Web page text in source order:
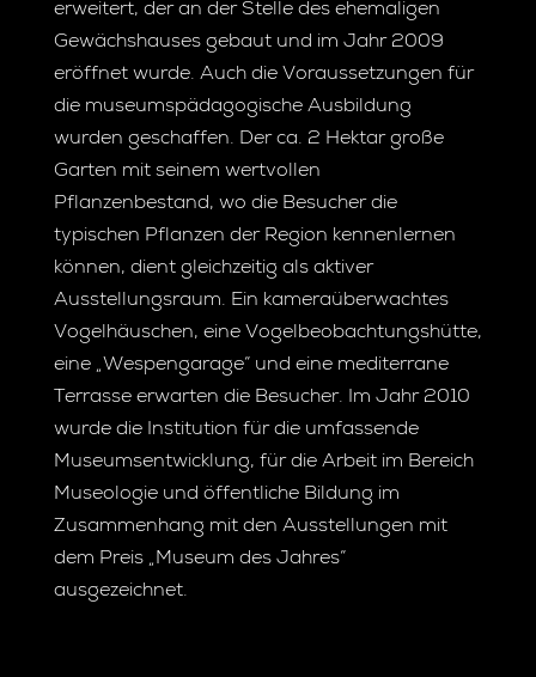
erweitert, der an der Stelle des ehemaligen
Gewächshauses gebaut und im Jahr 2009
eröffnet wurde. Auch die Voraussetzungen für
die museumspädagogische Ausbildung
wurden geschaffen. Der ca. 2 Hektar große
Garten mit seinem wertvollen
Pflanzenbestand, wo die Besucher die
typischen Pflanzen der Region kennenlernen
können, dient gleichzeitig als aktiver
Ausstellungsraum. Ein kameraüberwachtes
Vogelhäuschen, eine Vogelbeobachtungshütte,
eine „Wespengarage“ und eine mediterrane
Terrasse erwarten die Besucher. Im Jahr 2010
wurde die Institution für die umfassende
Museumsentwicklung, für die Arbeit im Bereich
Museologie und öffentliche Bildung im
Zusammenhang mit den Ausstellungen mit
dem Preis „Museum des Jahres“
ausgezeichnet.